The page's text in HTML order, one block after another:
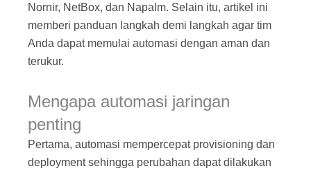
Nornir, NetBox, dan Napalm. Selain itu, artikel ini
memberi panduan langkah demi langkah agar tim
Anda dapat memulai automasi dengan aman dan
terukur.
Mengapa automasi jaringan
penting
Pertama, automasi mempercepat provisioning dan
deployment sehingga perubahan dapat dilakukan